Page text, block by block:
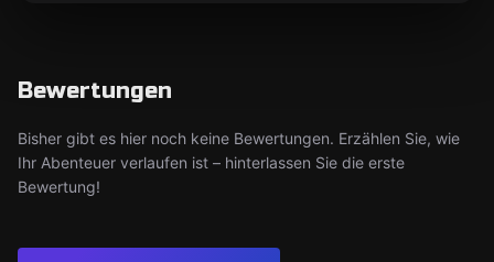
Bewertungen
Bisher gibt es hier noch keine Bewertungen. Erzählen Sie, wie
Ihr Abenteuer verlaufen ist – hinterlassen Sie die erste
Bewertung!